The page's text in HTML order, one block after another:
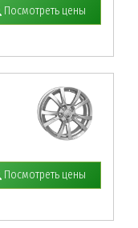
Посмотреть цены
Посмотреть цены